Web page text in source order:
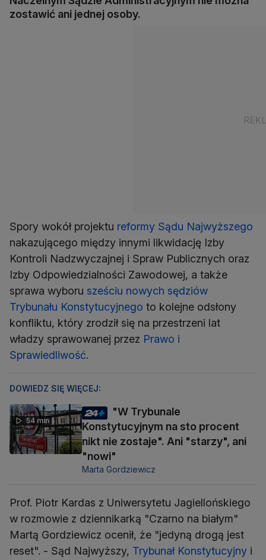
zostawić ani jednej osoby.
Spory wokół projektu reformy Sądu Najwyższego
nakazującego między innymi likwidację Izby
Kontroli Nadzwyczajnej i Spraw Publicznych oraz
Izby Odpowiedzialności Zawodowej, a także
sprawa wyboru sześciu nowych sędziów
Trybunału Konstytucyjnego to kolejne odsłony
konfliktu, który zrodził się na przestrzeni lat
władzy sprawowanej przez Prawo i
Sprawiedliwość.
54 min
DOWIEDZ SIĘ WIĘCEJ:
"W Trybunale
Konstytucyjnym na sto procent
nikt nie zostaje". Ani "starzy", ani
"nowi"
Marta Gordziewicz
Prof. Piotr Kardas z Uniwersytetu Jagiellońskiego
w rozmowie z dziennikarką "Czarno na białym"
Martą Gordziewicz ocenił, że "jedyną drogą jest
reset". - Sąd Najwyższy, Trybunał Konstytucyjny i